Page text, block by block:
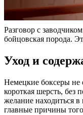
Разговор с
бойцовская порода.
Уход и
Немецкие боксеры не
короткая шерсть, без
желание находиться
главные причины